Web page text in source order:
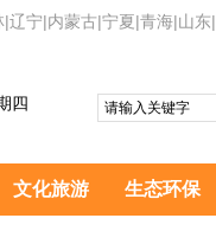
|辽宁|内蒙古|宁夏|青海|山东|
四
文化旅游 生态环保